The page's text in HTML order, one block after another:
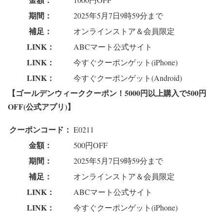
期間： 2025年5月7日9時59分まで
補足： オンラインストア＆会員限定
LINK： ABCマート公式サイト
LINK： 今すぐクーポンゲット(iPhone)
LINK： 今すぐクーポンゲット(Android)
【ゴールデンウィーククーポン！5000円以上購入で500円
OFF(公式アプリ)】
クーポンコード： E0211
金額： 500円OFF
期間： 2025年5月7日9時59分まで
補足： オンラインストア＆会員限定
LINK： ABCマート公式サイト
LINK： 今すぐクーポンゲット(iPhone)